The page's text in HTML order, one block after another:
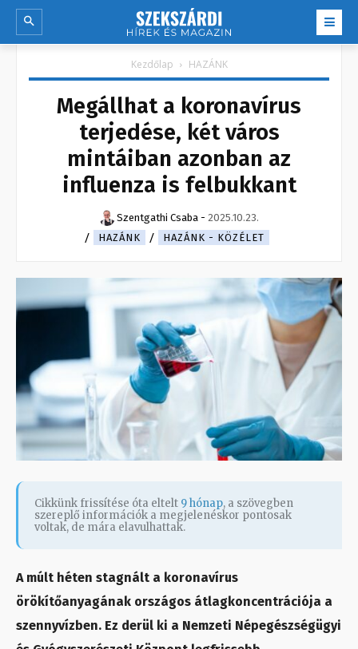
Kezdőlap HAZÁNK
Megállhat a koronavírus
terjedése, két város
mintáiban azonban az
influenza is felbukkant
Szentgathi Csaba - 2025.10.23.
HAZÁNK
HAZÁNK - KÖZÉLET
Cikkünk frissítése óta eltelt 9 hónap, a szövegben
szereplő információk a megjelenéskor pontosak
voltak, de mára elavulhattak.
A múlt héten stagnált a koronavírus
örökítőanyagának országos átlagkoncentrációja a
szennyvízben. Ez derül ki a Nemzeti Népegészségügyi